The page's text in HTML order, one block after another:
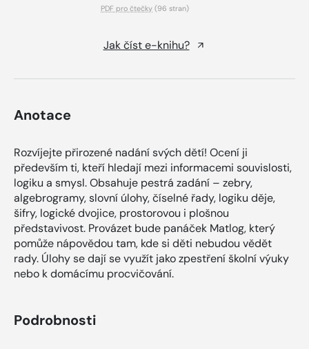
PDF pro čtečky (96 stran)
Jak číst e-knihu?
Anotace
Rozvíjejte přirozené nadání svých dětí! Ocení ji
především ti, kteří hledají mezi informacemi souvislosti,
logiku a smysl. Obsahuje pestrá zadání – zebry,
algebrogramy, slovní úlohy, číselné řady, logiku děje,
šifry, logické dvojice, prostorovou i plošnou
představivost. Provázet bude panáček Matlog, který
pomůže nápovědou tam, kde si děti nebudou vědět
rady. Úlohy se dají se využít jako zpestření školní výuky
nebo k domácímu procvičování.
Podrobnosti